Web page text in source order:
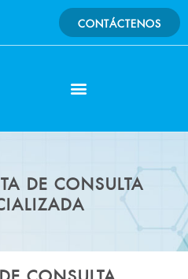
CONTÁCTENOS
DE CONSULTA
CONSULTA